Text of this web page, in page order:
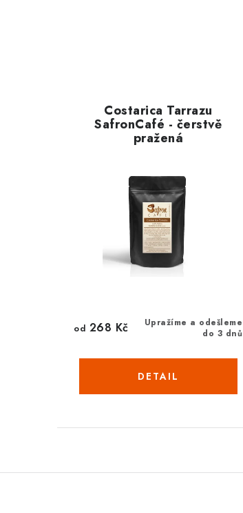
Costarica Tarrazu
SafronCafé - čerstvě
pražená
Upražíme a odešleme
do 3 dnů
od 268 Kč